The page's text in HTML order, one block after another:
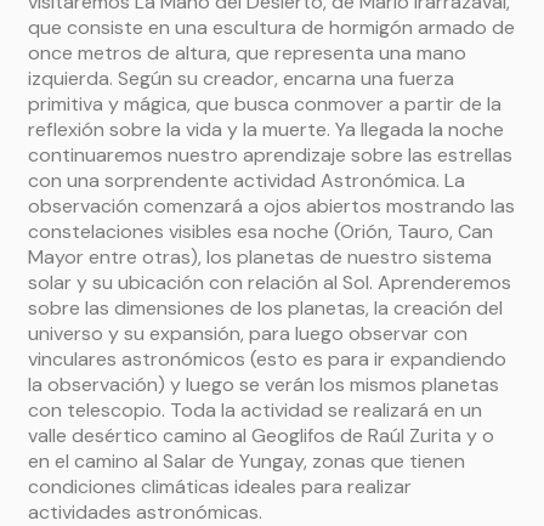
que consiste en una escultura de hormigón armado de
once metros de altura, que representa una mano
izquierda. Según su creador, encarna una fuerza
primitiva y mágica, que busca conmover a partir de la
reflexión sobre la vida y la muerte. Ya llegada la noche
continuaremos nuestro aprendizaje sobre las estrellas
con una sorprendente actividad Astronómica. La
observación comenzará a ojos abiertos mostrando las
constelaciones visibles esa noche (Orión, Tauro, Can
Mayor entre otras), los planetas de nuestro sistema
solar y su ubicación con relación al Sol. Aprenderemos
sobre las dimensiones de los planetas, la creación del
universo y su expansión, para luego observar con
vinculares astronómicos (esto es para ir expandiendo
la observación) y luego se verán los mismos planetas
con telescopio. Toda la actividad se realizará en un
valle desértico camino al Geoglifos de Raúl Zurita y o
en el camino al Salar de Yungay, zonas que tienen
condiciones climáticas ideales para realizar
actividades astronómicas.